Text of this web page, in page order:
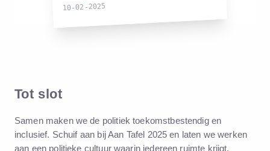
10-02-2025
Tot slot
Samen maken we de politiek toekomstbestendig en
inclusief. Schuif aan bijAan Tafel 2025 en laten we werken
aan een politieke cultuur waarin iedereen ruimte krijgt.